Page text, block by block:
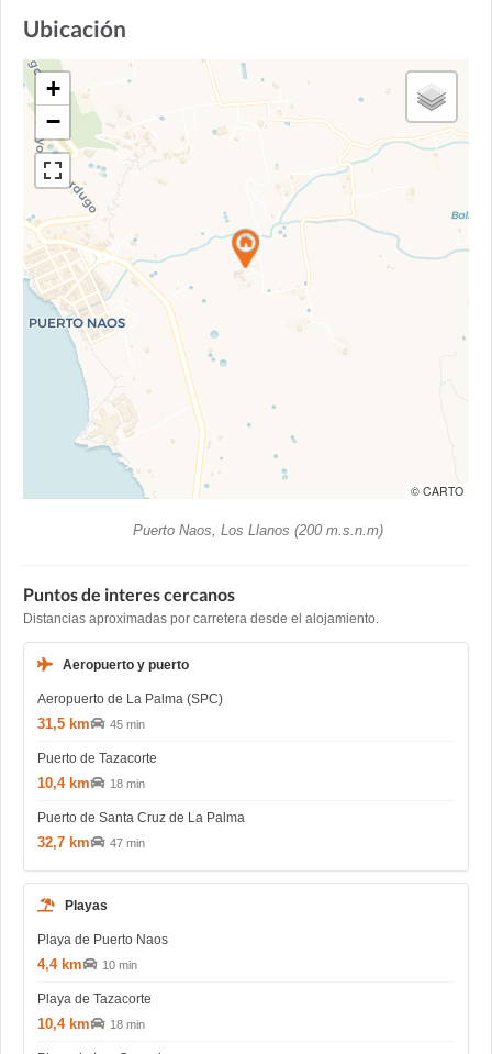
Ubicación
+
−
© CARTO
Puerto Naos, Los Llanos (200 m.s.n.m)
Puntos de interes cercanos
Distancias aproximadas por carretera desde el alojamiento.
Aeropuerto y puerto
Aeropuerto de La Palma (SPC)
31,5 km 45 min
Puerto de Tazacorte
10,4 km 18 min
Puerto de Santa Cruz de La Palma
32,7 km 47 min
Playas
Playa de Puerto Naos
4,4 km 10 min
Playa de Tazacorte
10,4 km 18 min